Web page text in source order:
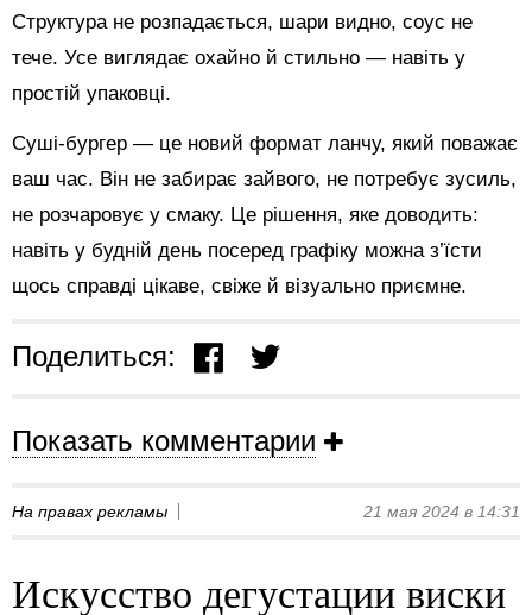
Структура не розпадається, шари видно, соус не
тече. Усе виглядає охайно й стильно — навіть у
простій упаковці.
Суші-бургер — це новий формат ланчу, який поважає
ваш час. Він не забирає зайвого, не потребує зусиль,
не розчаровує у смаку. Це рішення, яке доводить:
навіть у будній день посеред графіку можна з’їсти
щось справді цікаве, свіже й візуально приємне.
Поделиться:
Показать комментарии
На правах рекламы 21 мая 2024 в 14:31
Искусство дегустации виски